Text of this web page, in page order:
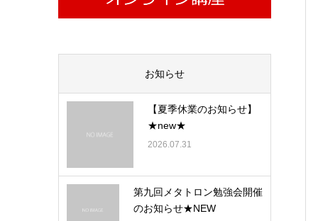
お知らせ
【夏季休業のお知らせ】
★new★
2026.07.31
第九回メタトロン勉強会開催
のお知らせ★NEW